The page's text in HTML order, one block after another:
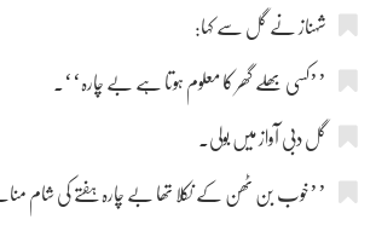
شہناز نے گل سے کہا:
’’کسی بھلے گھر کا معلوم ہوتا ہے بے چارہ‘‘۔
گل دبی آواز میں بولی۔
’’خوب بن ٹھن کے نکلا تھا بے چارہ ہفتے کی شام